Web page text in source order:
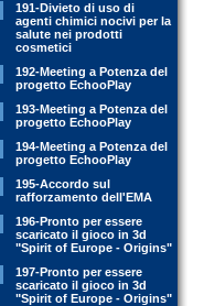
191-Divieto di uso di
agenti chimici nocivi per la
salute nei prodotti
cosmetici
192-Meeting a Potenza del
progetto EchooPlay
193-Meeting a Potenza del
progetto EchooPlay
194-Meeting a Potenza del
progetto EchooPlay
195-Accordo sul
rafforzamento dell'EMA
196-Pronto per essere
scaricato il gioco in 3d
"Spirit of Europe - Origins"
197-Pronto per essere
scaricato il gioco in 3d
"Spirit of Europe - Origins"